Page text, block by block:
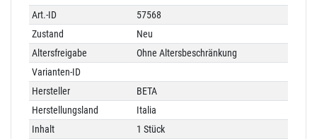
Technisches
Merkmal
Wert
Art.-ID
57568
Zustand
Neu
Altersfreigabe
Ohne Altersbeschränkung
Varianten-ID
Hersteller
BETA
Herstellungsland
Italia
Inhalt
1 Stück